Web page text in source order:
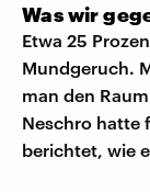
Was wir
Etwa 25
Mundgeruch.
man den
Neschro hatte
berichtet, wie